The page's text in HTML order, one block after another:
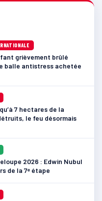
grièvement brûlé
balle antistress achetée
7 hectares de la
le feu désormais
2026 : Edwin Nubul
de la 7ᵉ étape